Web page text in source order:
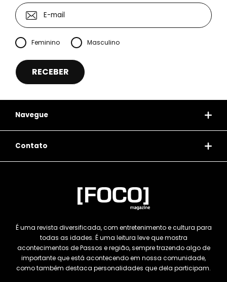
Feminino Masculino
Navegue
Contato
É uma revista diversificada, com entretenimento e cultura para
todas as idades. É uma leitura leve que mostra
acontecimentos de Passos e região, sempre trazendo algo de
importante que está acontecendo em nossa comunidade,
como também destaca personalidades que dela participam.